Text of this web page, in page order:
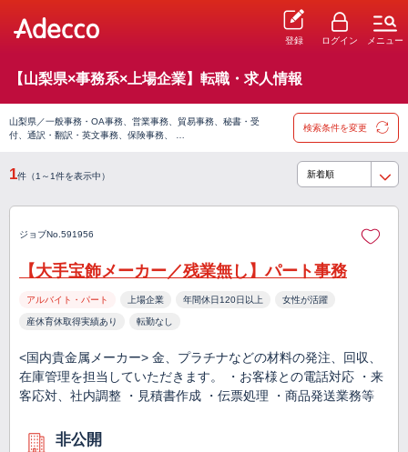
登録 ログイン メニュー
【山梨県×事務系×上場企業】転職・求人情報
山梨県／一般事務・OA事務、営業事務、貿易事務、秘書・受
付、通訳・翻訳・英文事務、保険事務、 …
検索条件を変更
1件（1～1件を表示中）
ジョブNo.591956
【大手宝飾メーカー／残業無し】パート事務
アルバイト・パート 上場企業 年間休日120日以上 女性が活躍
産休育休取得実績あり 転勤なし
<国内貴金属メーカー> 金、プラチナなどの材料の発注、回収、
在庫管理を担当していただきます。 ・お客様との電話対応 ・来
客応対、社内調整 ・見積書作成 ・伝票処理 ・商品発送業務等
非公開